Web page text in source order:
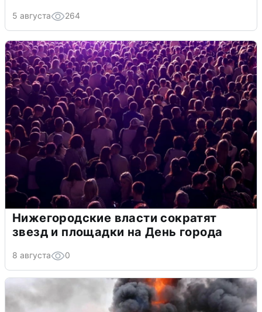
5 августа 264
Нижегородские власти сократят
звезд и площадки на День города
8 августа 0